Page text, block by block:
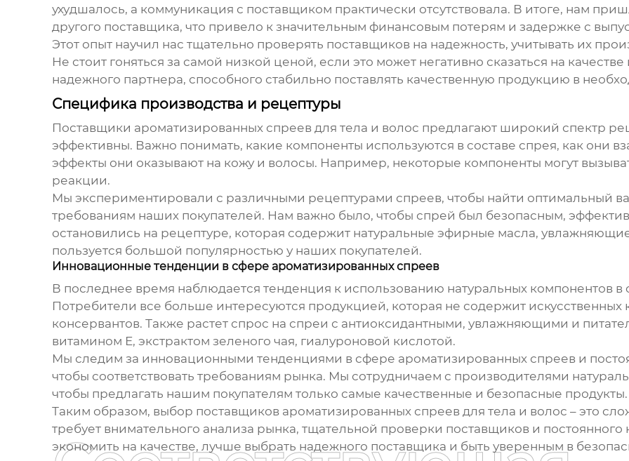
ухудшалось, а коммуникация с поставщиком практически отсутствовала. В итоге, нам
другого поставщика, что привело к значительным финансовым потерям и задержке с
Этот опыт научил нас тщательно проверять поставщиков на надежность, учитывать их
Не стоит гоняться за самой низкой ценой, если это может негативно сказаться на
надежного партнера, способного стабильно поставлять качественную продукцию в
Специфика производства и рецептуры
Поставщики ароматизированных спреев для тела и волос предлагают широкий спектр
эффективны. Важно понимать, какие компоненты используются в составе спрея, как они
эффекты они оказывают на кожу и волосы. Например, некоторые компоненты могут
реакции.
Мы экспериментировали с различными рецептурами спреев, чтобы найти оптимальный
требованиям наших покупателей. Нам важно было, чтобы спрей был безопасным,
остановились на рецептуре, которая содержит натуральные эфирные масла,
пользуется большой популярностью у наших покупателей.
Инновационные тенденции в сфере ароматизированных спреев
В последнее время наблюдается тенденция к использованию натуральных компонентов в
Потребители все больше интересуются продукцией, которая не содержит искусственных
консервантов. Также растет спрос на спреи с антиоксидантными, увлажняющими и
витамином Е, экстрактом зеленого чая, гиалуроновой кислотой.
Мы следим за инновационными тенденциями в сфере ароматизированных спреев и
чтобы соответствовать требованиям рынка. Мы сотрудничаем с производителями
чтобы предлагать нашим покупателям только самые качественные и безопасные продукты.
Таким образом, выбор поставщиков ароматизированных спреев для тела и волос – это
требует внимательного анализа рынка, тщательной проверки поставщиков и постоянного
экономить на качестве, лучше выбрать надежного поставщика и быть уверенным в